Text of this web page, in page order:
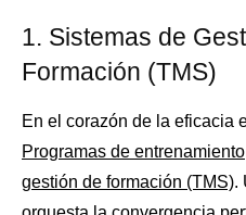
1. Sistemas de
Formación (TMS)
En el corazón de la eficacia
Programas de entrenamiento
gestión de formación (TMS).